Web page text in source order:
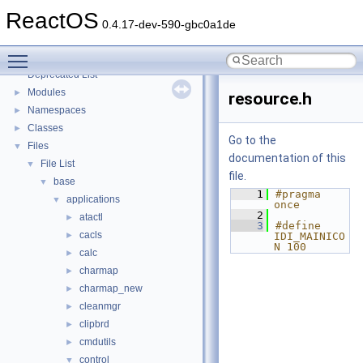
ReactOS 0.4.17-dev-590-gbc0a1de
BSD License
Deprecated List
► Modules
► Namespaces
► Classes
▼ Files
▼ File List
▼ base
▼ applications
► atactl
► cacls
► calc
► charmap
► charmap_new
► cleanmgr
► clipbrd
► cmdutils
▼ control
resource.h
Go to the
documentation of this
file.
    1
#pragma
once
    2
    3
#define
IDI_MAINICO
N 100